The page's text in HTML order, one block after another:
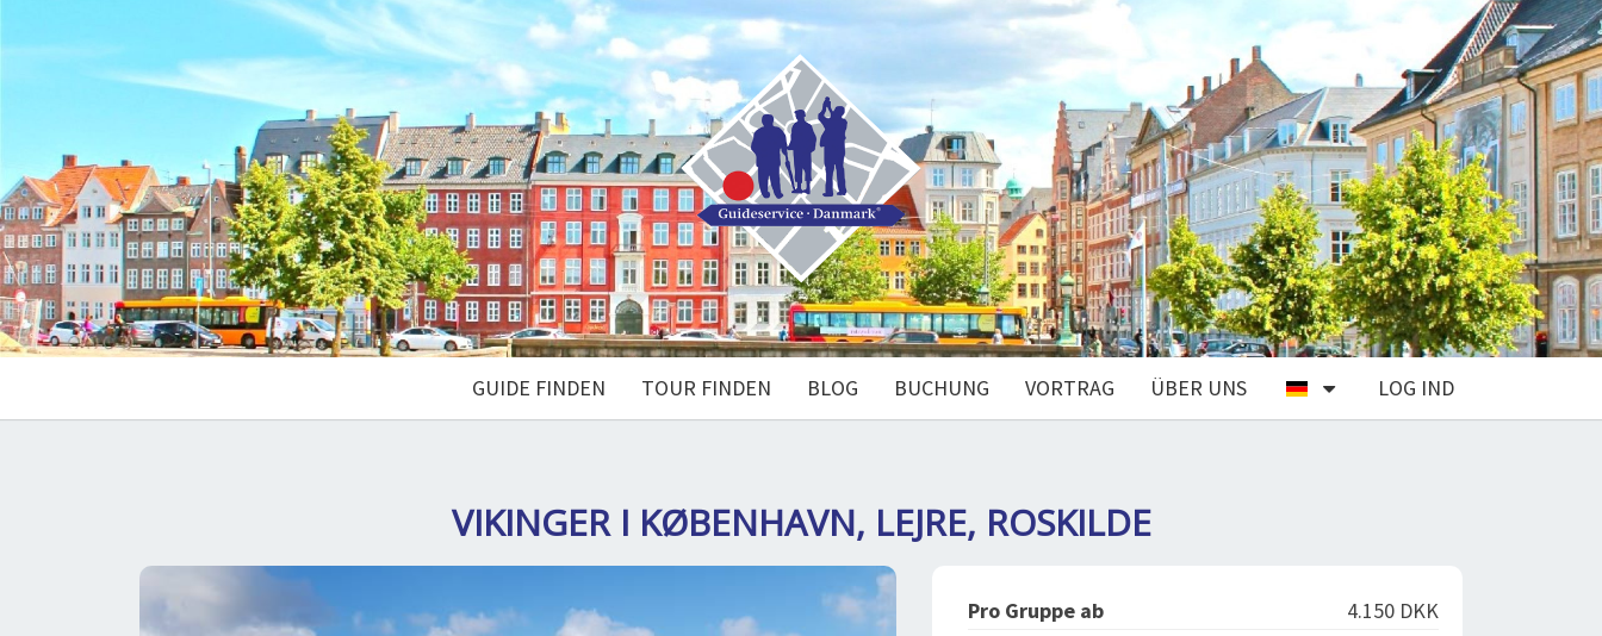
GUIDE FINDEN TOUR FINDEN BLOG BUCHUNG VORTRAG ÜBER UNS LOG IND
VIKINGER I KØBENHAVN, LEJRE, ROSKILDE
Pro Gruppe ab
4.150 DKK